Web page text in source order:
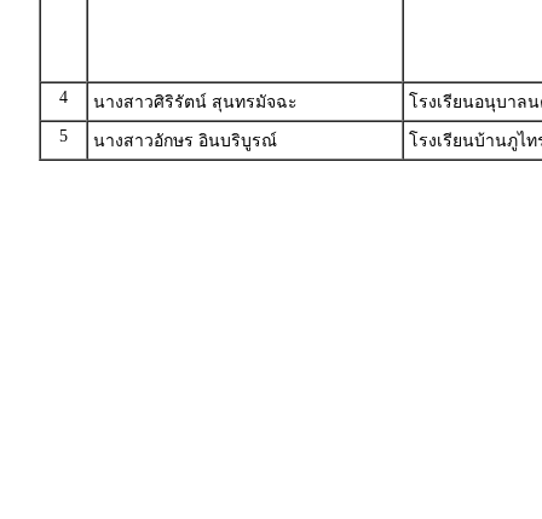
4 นางสาวศิริรัตน์ สุนทรมัจฉะ
โรงเรียนอนุบาล
5
นางสาวอักษร อินบริบูรณ์ โรงเรียนบ้านภูไ